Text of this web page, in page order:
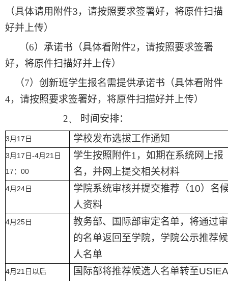
（具体请用附件3， 请按照要求签署好， 将原件扫描
好并上传）
（6） 承诺书 （具体看附件2， 请按照要求签署
好， 将原件扫描好并上传）
（7） 创新班学生报名需提供承诺书 （具体看附件
4， 请按照要求签署好， 将原件扫描好并上传）
2、
时间安排：
3 月 17 日 学校发布选拔工作通知
3 月 17 日 -4月 21 日
17 ： 00
学生按照附件1 ， 如期在系统网上报
名 ， 并网上提交相关材料
4月 24 日 学院系统审核并提交推荐（10）名
人资料
4月 25 日
教务部、国际部审定名单，将通过
的名单返回至学院，学院公示推荐
人名单
4月 21 日以后 国际部将推荐候选人名单转至USIEA